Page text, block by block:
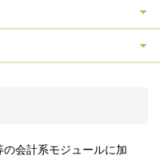
会計系モジュールに加